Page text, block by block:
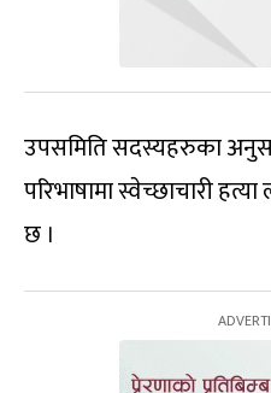
उपसमिति सदस्यहरुका
परिभाषामा स्वेच्छाचारी
छ ।